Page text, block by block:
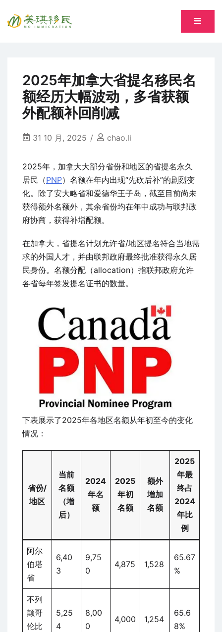
专注萨省持牌移民专业顾问 Song, Tiantian R520277
2025年加拿大省提名移民名
额经历大幅波动，多省获额
外配额补回削减
31 10 月, 2025 chao.li
2025年，加拿大大部分省份和地区的省提名永久
居民（PNP）名额在年内出现“先砍后补”的剧烈变
化。除了安大略省和爱德华王子岛，截至目前尚未
获得额外名额外，其余省份均在年中成功与联邦政
府协商，获得补增配额。
在加拿大，省提名计划允许省/地区提名符合当地需
求的外国人才，并由联邦政府最终批准获得永久居
民身份。名额分配（allocation）指联邦政府允许
各省每年签发提名证书的数量。
下表展示了2025年各地区名额从年初至今的变化
情况：
省份/
地区
当前
名额
（增
后）
2024
年名
额
2025
年初
名额
额外
增加
名额
2025
年最
终占
2024
年比
例
阿尔
伯塔
省
6,40
3
9,75
0
4,875 1,528
65.67
%
不列
颠哥
伦比
5,25
4
8,00
0
4,000 1,254
65.6
8%